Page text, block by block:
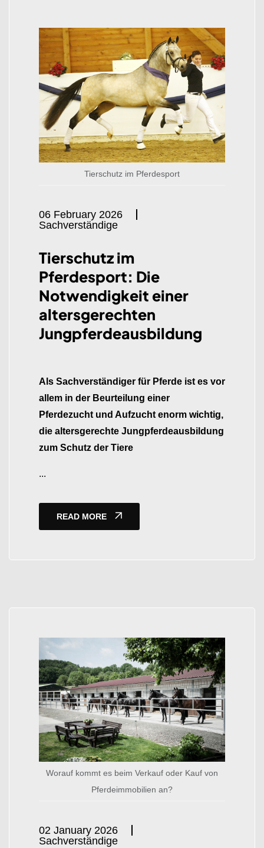
Tierschutz im Pferdesport
06 February 2026
Sachverständige
Tierschutz im
Pferdesport: Die
Notwendigkeit einer
altersgerechten
Jungpferdeausbildung
Als Sachverständiger für Pferde ist es vor
allem in der Beurteilung einer
Pferdezucht und Aufzucht enorm wichtig,
die altersgerechte Jungpferdeausbildung
zum Schutz der Tiere
...
READ MORE
Worauf kommt es beim Verkauf oder Kauf von
Pferdeimmobilien an?
02 January 2026
Sachverständige